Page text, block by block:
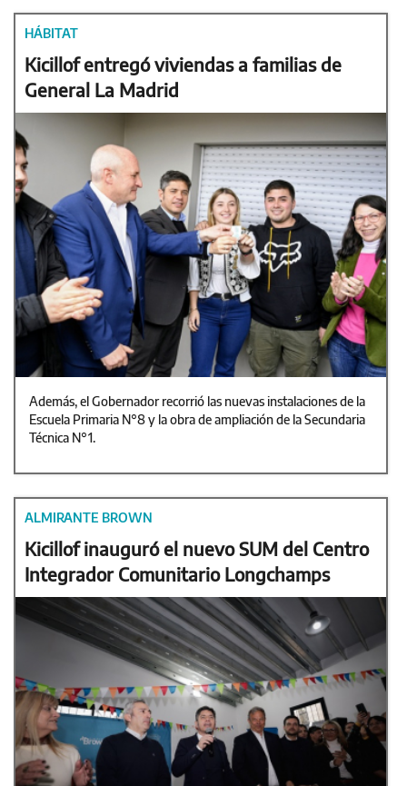
HÁBITAT
Kicillof entregó viviendas a familias de
General La Madrid
Además, el Gobernador recorrió las nuevas instalaciones de la
Escuela Primaria N°8 y la obra de ampliación de la Secundaria
Técnica N°1.
ALMIRANTE BROWN
Kicillof inauguró el nuevo SUM del Centro
Integrador Comunitario Longchamps